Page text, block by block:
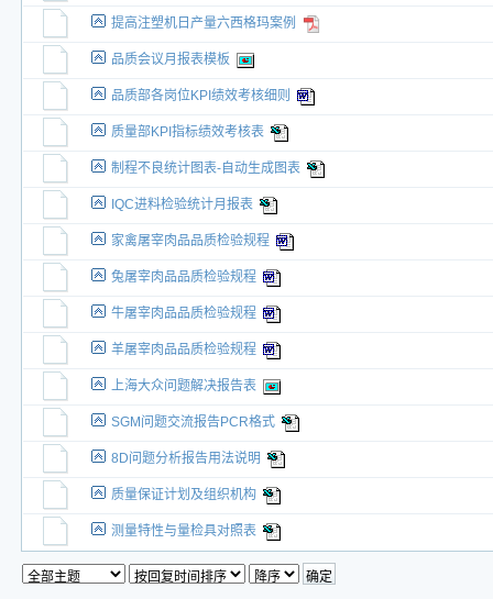
提高注塑机日产量六西格玛案例
品质会议月报表模板
品质部各岗位KPI绩效考核细则
质量部KPI指标绩效考核表
制程不良统计图表-自动生成图表
IQC进料检验统计月报表
家禽屠宰肉品品质检验规程
兔屠宰肉品品质检验规程
牛屠宰肉品品质检验规程
羊屠宰肉品品质检验规程
上海大众问题解决报告表
SGM问题交流报告PCR格式
8D问题分析报告用法说明
质量保证计划及组织机构
测量特性与量检具对照表